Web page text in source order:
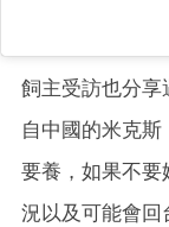
飼主受訪也分享
自中國的米克
要養，如果不要
況以及可能會回